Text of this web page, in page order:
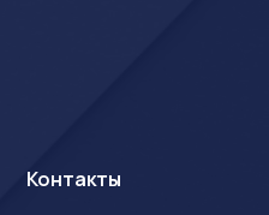
Контакты